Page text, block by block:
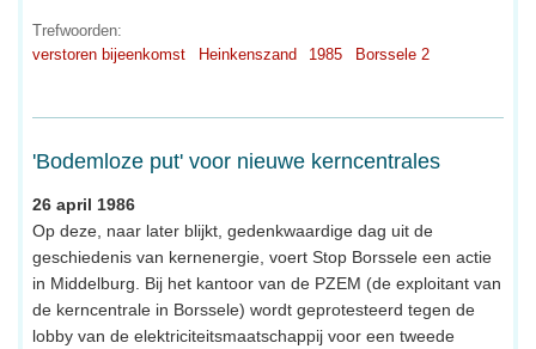
Trefwoorden:
verstoren bijeenkomst
Heinkenszand 1985 Borssele 2
'Bodemloze put' voor nieuwe kerncentrales
26 april 1986
Op deze, naar later blijkt, gedenkwaardige dag uit de
geschiedenis van kernenergie, voert Stop Borssele een actie
in Middelburg. Bij het kantoor van de PZEM (de exploitant van
de kerncentrale in Borssele) wordt geprotesteerd tegen de
lobby van de elektriciteitsmaatschappij voor een tweede